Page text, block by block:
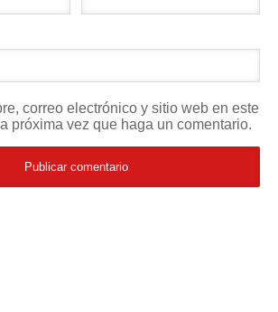
correo electrónico y sitio web en este
próxima vez que haga un comentario.